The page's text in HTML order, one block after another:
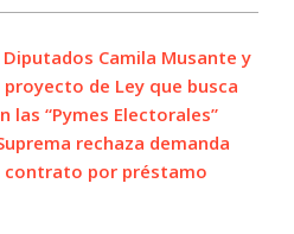
Camila Musante y
de Ley que busca
las “Pymes Electorales”
rechaza demanda
contrato por préstamo